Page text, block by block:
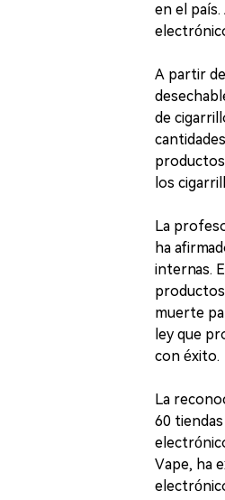
en el
A partir
de
los
La
ha
internas.
productos
muerte
ley que
con éxito.
La
60
Vape, ha